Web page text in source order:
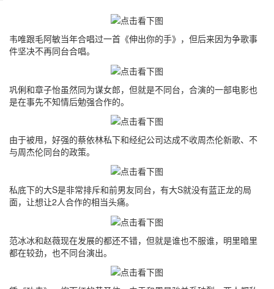
韦唯跟毛阿敏当年合唱过一首《伸出你的手》，但后来因为争歌事
件坚决不再同台合唱。
巩俐和章子怡虽然同为谋女郎，但就是不同台，合演的一部电影也
是在事先不知情后勉强合作的。
由于被甩，好强的蔡依林私下和经纪公司达成不收周杰伦新歌、不
与周杰伦同台的政策。
私底下的大S是非常排斥和前男友同台，有大S就没有蓝正龙的局
面，让想让2人合作的相当头痛。
范冰冰和赵薇现在发展的都还不错，但就是谁也不服谁，明里暗里
都在较劲，也不同台演出。